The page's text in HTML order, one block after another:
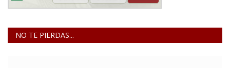
NO TE PIERDAS...